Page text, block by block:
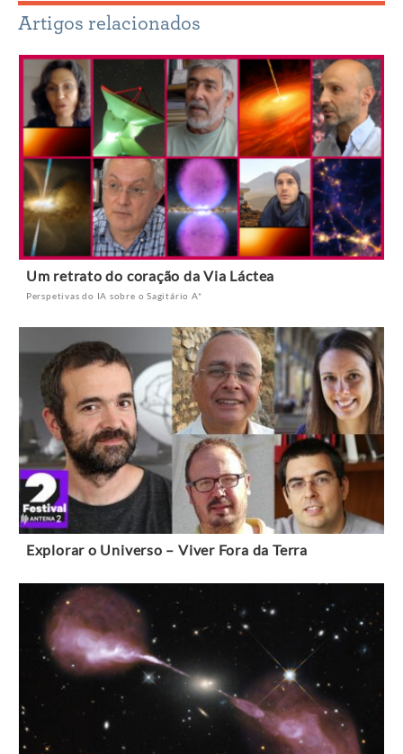
Artigos relacionados
Um retrato do coração da Via Láctea
Perspetivas do IA sobre o Sagitário A*
Explorar o Universo – Viver Fora da Terra